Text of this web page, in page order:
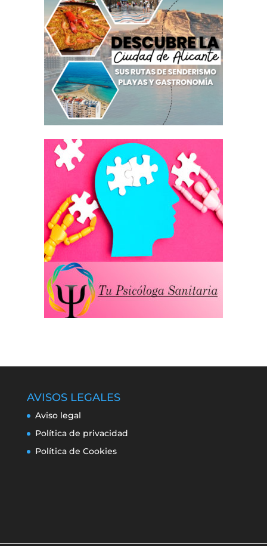
AVISOS LEGALES
Aviso legal
Política de privacidad
Política de Cookies